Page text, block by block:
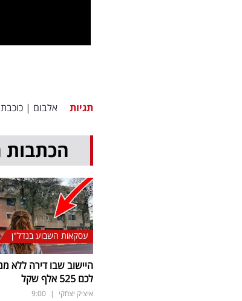
תגיות אלבום |
עסקאות השבוע בנדל"ן
היישוב שבו דירה ללא
לכם 525 אלף שקל
איציק יצחקי |
9:00